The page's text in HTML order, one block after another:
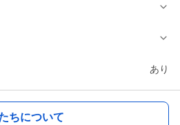
あり
ちについて